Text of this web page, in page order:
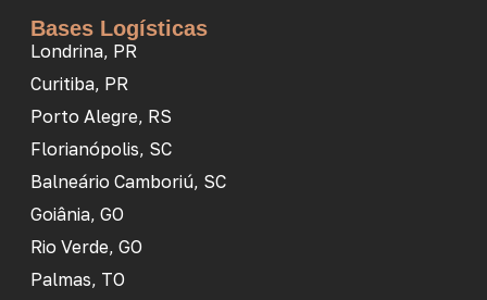
Bases Logísticas
Londrina, PR
Curitiba, PR
Porto Alegre, RS
Florianópolis, SC
Balneário Camboriú, SC
Goiânia, GO
Rio Verde, GO
Palmas, TO